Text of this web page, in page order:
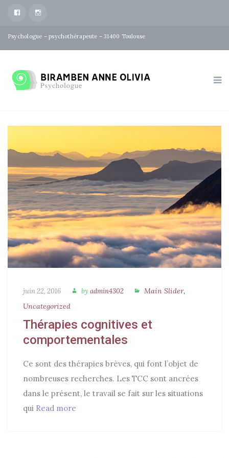
facebookInstagram
Psychologue – psychothérapeute – 31400 Toulouse
P
o
s
e
juin 22, 2016
A
h
o
by admin4302
C
t
o
r
i
Main Slider,
Uncategorized
Thérapies cognitives et
comportementales
Ce sont des thérapies brèves, qui font l’objet de
nombreuses recherches. Les TCC sont ancrées
dans le présent, le travail se fait sur les situations
qui Read more